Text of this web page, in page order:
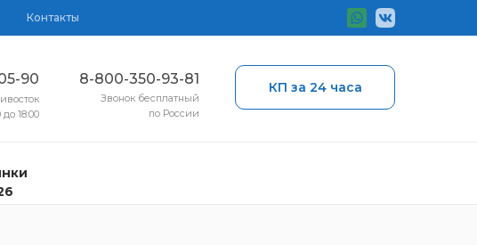
Контакты
КП за 24 часа
90 8-800-350-93-81
Звонок бесплатный
по России
18:00